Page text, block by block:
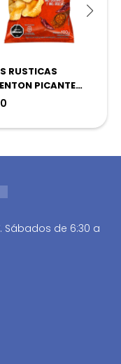
RUSTICAS
PICANTE
Sábados de 6:30 a